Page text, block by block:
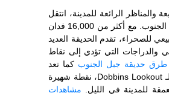
والمناظر الرائعة للمدينة، انتقل
إلى حديقة جبل الجنوب. مع أكثر من 16,000 فدان
للصحراء، تقدم الحديقة العديد
التي تؤدي إلى نقاط
طرق حديقة جبل الجنوب كما تعد
الحديقة موطناً لـ Dobbins Lookout، نقطة شهيرة
للمدينة في الليل. مشاهدات